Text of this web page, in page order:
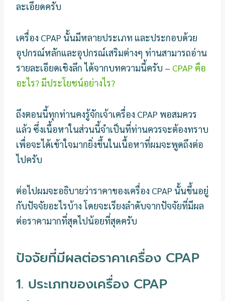
ละเอียดครับ
เครื่อง CPAP นั้นมีหลายประเภท และประกอบด้วย
อุปกรณ์หลักและอุปกรณ์เสริมต่างๆ ท่านสามารถอ่าน
รายละเอียดเชิงลึก ได้จากบทความนี้ครับ – CPAP คือ
อะไร? มีประโยชน์อย่างไร?
ถึงตอนนี้ทุกท่านคงรู้จักเจ้าเครื่อง CPAP พอสมควร
แล้ว ซึ่งเนื้อหาในส่วนนี้จำเป็นที่ท่านควรจะต้องทราบ
เพื่อจะได้เข้าใจมากยิ่งขึ้นในเนื้อหาที่ผมจะพูดถึงต่อ
ไปครับ
ต่อไปผมจะอธิบายว่าราคาของเครื่อง CPAP นั้นขึ้นอยู่
กับปัจจัยอะไรบ้าง โดยจะเรียงลำดับจากปัจจัยที่มีผล
ต่อราคามากที่สุดไปน้อยที่สุดครับ
ปัจจัยที่มีผลต่อราคาเครื่อง CPAP
1. ประเภทของเครื่อง CPAP